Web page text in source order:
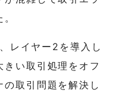
レイヤー2を導入し
い取引処理をオフ
取引問題を解決し